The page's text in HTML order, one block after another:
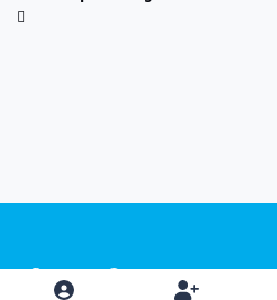
Light ModeDark ModeSystem Preference